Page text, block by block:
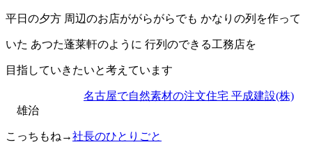
平日の夕方 周辺のお店ががらがらでも かなりの列を作って
いた あつた蓬莱軒のように 行列のできる工務店を
目指していきたいと考えています
名古屋で自然素材の注文住宅 平成建設(株)
雄治
こっちもね→社長のひとりごと